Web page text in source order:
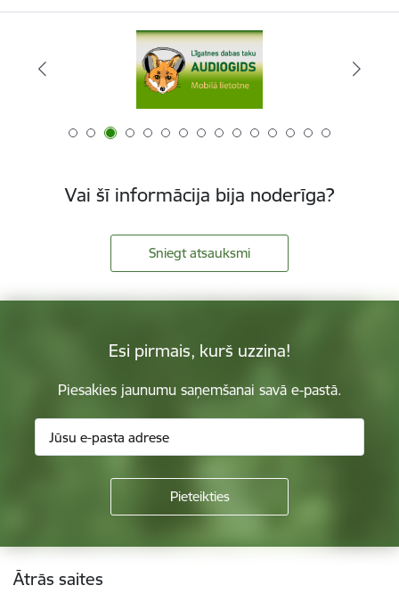
Vai šī informācija bija noderīga?
Sniegt atsauksmi
Esi pirmais, kurš uzzina!
Piesakies jaunumu saņemšanai savā e-pastā.
Kājene
Ātrās saites